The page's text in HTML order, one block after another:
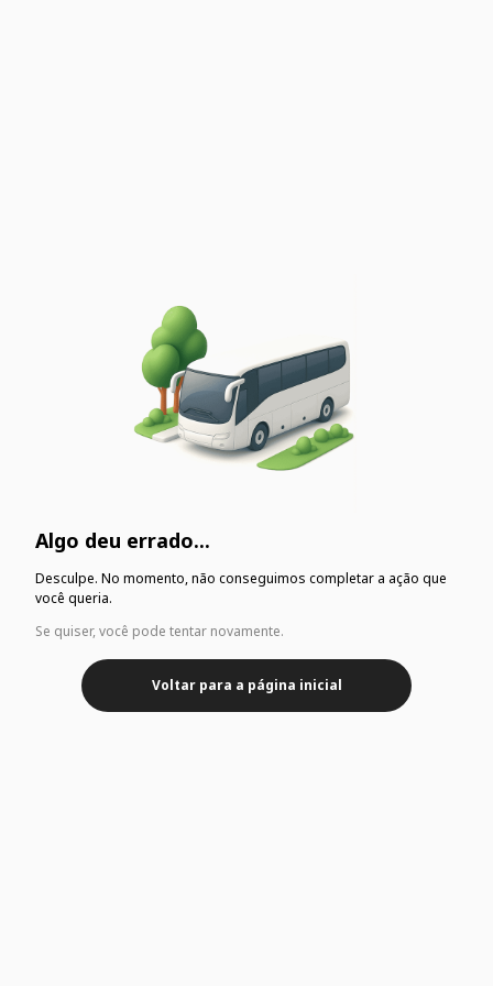
Algo deu errado...
Desculpe. No momento, não conseguimos completar a ação que
você queria.
Se quiser, você pode tentar novamente.
Voltar para a página inicial